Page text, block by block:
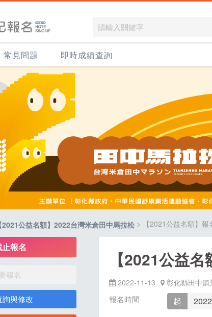
常見問題 即時成績查詢
【2021公益名額】2022台灣米倉田中馬拉松 > 【2021公益名額】報
報名
報名
詢與修改
【2021公益
2022-11-13 彰化縣田中鎮
報名時間 起